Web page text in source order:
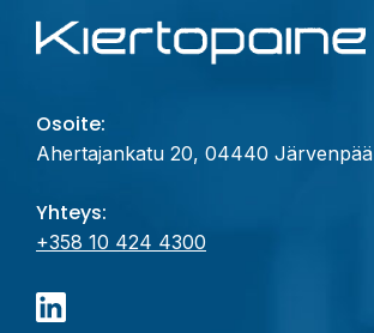
Osoite:
Ahertajankatu 20, 04440 Järvenpää
Yhteys:
+358 10 424 4300